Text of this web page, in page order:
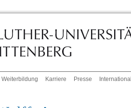
Weiterbildung Karriere Presse International